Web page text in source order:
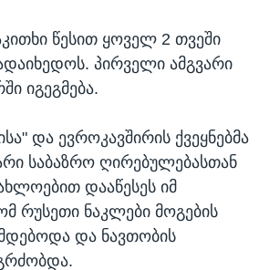
წესით ყოველ 2 თვეში
პირველი ამგვარი
იგეგმება.
და ევროკავშირის ქვეყნებმა
საბაზრო ღირებულებასთან
დააწესეს იმ
რუსეთი ნაკლები მოგების
და ნავთობის